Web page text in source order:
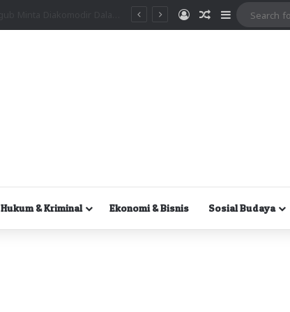
MasukRandom Article
Sidebar
Hukum & Kriminal Ekonomi & Bisnis Sosial Budaya